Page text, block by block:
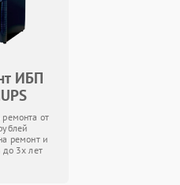
ИБП
ремонта от
ремонт и
до 3х лет